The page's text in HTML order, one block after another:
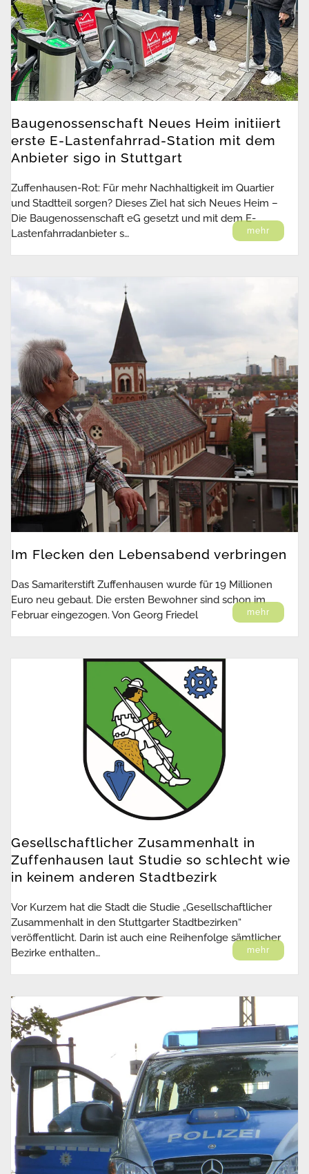
Baugenossenschaft Neues Heim initiiert
erste E-Lastenfahrrad-Station mit dem
Anbieter sigo in Stuttgart
Zuffenhausen-Rot: Für mehr Nachhaltigkeit im Quartier
und Stadtteil sorgen? Dieses Ziel hat sich Neues Heim –
Die Baugenossenschaft eG gesetzt und mit dem E-
Lastenfahrradanbieter s…
mehr
Im Flecken den Lebensabend verbringen
Das Samariterstift Zuffenhausen wurde für 19 Millionen
Euro neu gebaut. Die ersten Bewohner sind schon im
Februar eingezogen. Von Georg Friedel
mehr
Gesellschaftlicher Zusammenhalt in
Zuffenhausen laut Studie so schlecht wie
in keinem anderen Stadtbezirk
Vor Kurzem hat die Stadt die Studie „Gesellschaftlicher
Zusammenhalt in den Stuttgarter Stadtbezirken“
veröffentlicht. Darin ist auch eine Reihenfolge sämtlicher
Bezirke enthalten…
mehr